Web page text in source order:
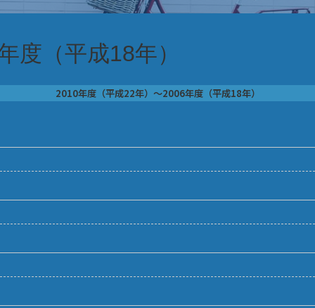
度（平成18年）
2010年度（平成22年）～2006年度（平成18年）